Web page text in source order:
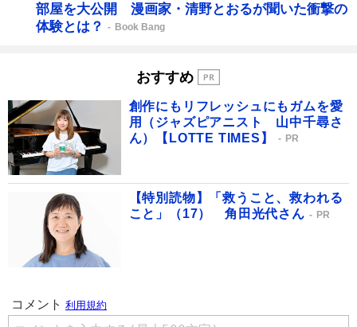
部屋を大公開 漫画家・清野とおるが聞いた衝撃の
体験とは？
Book Bang
おすすめ
創作にもリフレッシュにもガムを愛
用（ジャズピアニスト 山中千尋さ
ん）【LOTTE TIMES】
PR
【特別読物】「救うこと、救われる
こと」（17） 角田光代さん
PR